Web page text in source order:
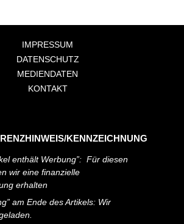
IMPRESSUM
DATENSCHUTZ
MEDIENDATEN
KONTAKT
KENNZEICHNUNG
enthält Werbung”: Für diesen
wir eine finanzielle
erhalten
am Ende des Artikels: Wir